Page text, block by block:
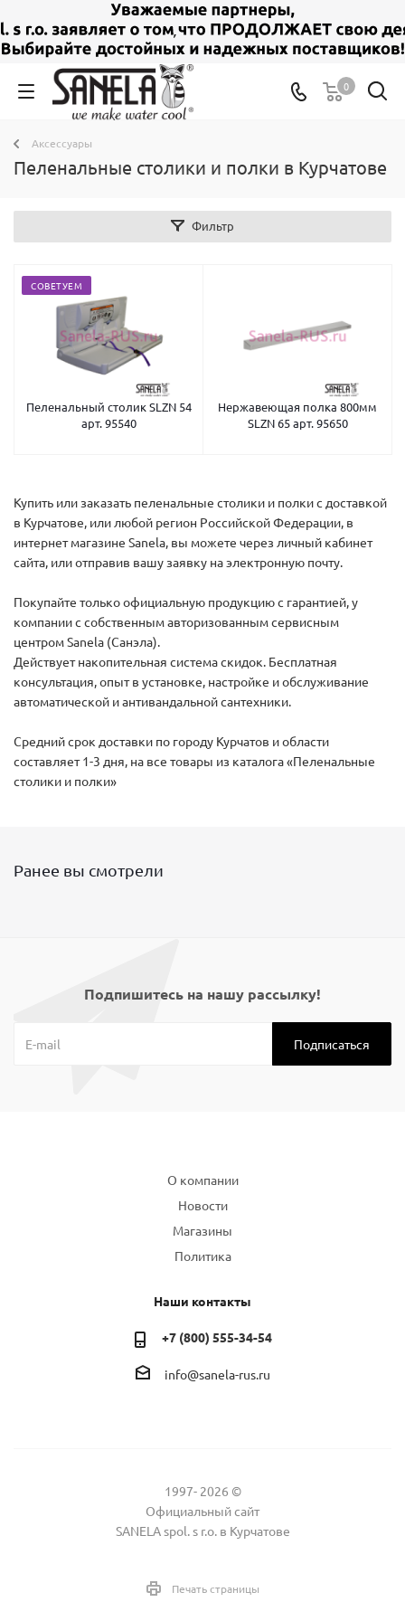
0
Аксессуары
Пеленальные столики и полки в Курчатове
Фильтр
СОВЕТУЕМ
Пеленальный столик SLZN 54
арт. 95540
Нержавеющая полка 800мм
SLZN 65 арт. 95650
Купить или заказать пеленальные столики и полки с доставкой
в Курчатове, или любой регион Российской Федерации, в
интернет магазине Sanela, вы можете через личный кабинет
сайта, или отправив вашу заявку на электронную почту.
Покупайте только официальную продукцию с гарантией, у
компании с собственным авторизованным сервисным
центром Sanela (Санэла).
Действует накопительная система скидок. Бесплатная
консультация, опыт в установке, настройке и обслуживание
автоматической и антивандальной сантехники.
Средний срок доставки по городу Курчатов и области
составляет 1-3 дня, на все товары из каталога «Пеленальные
столики и полки»
Ранее вы смотрели
Подпишитесь на нашу рассылку!
О компании
Новости
Магазины
Политика
Наши контакты
+7 (800) 555-34-54
info@sanela-rus.ru
1997- 2026 ©
Официальный сайт
SANELA spol. s r.o. в Курчатове
Печать страницы